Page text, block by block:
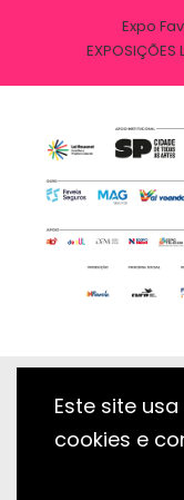
Expo
Desenvolvido com essência
Este site
cookies e